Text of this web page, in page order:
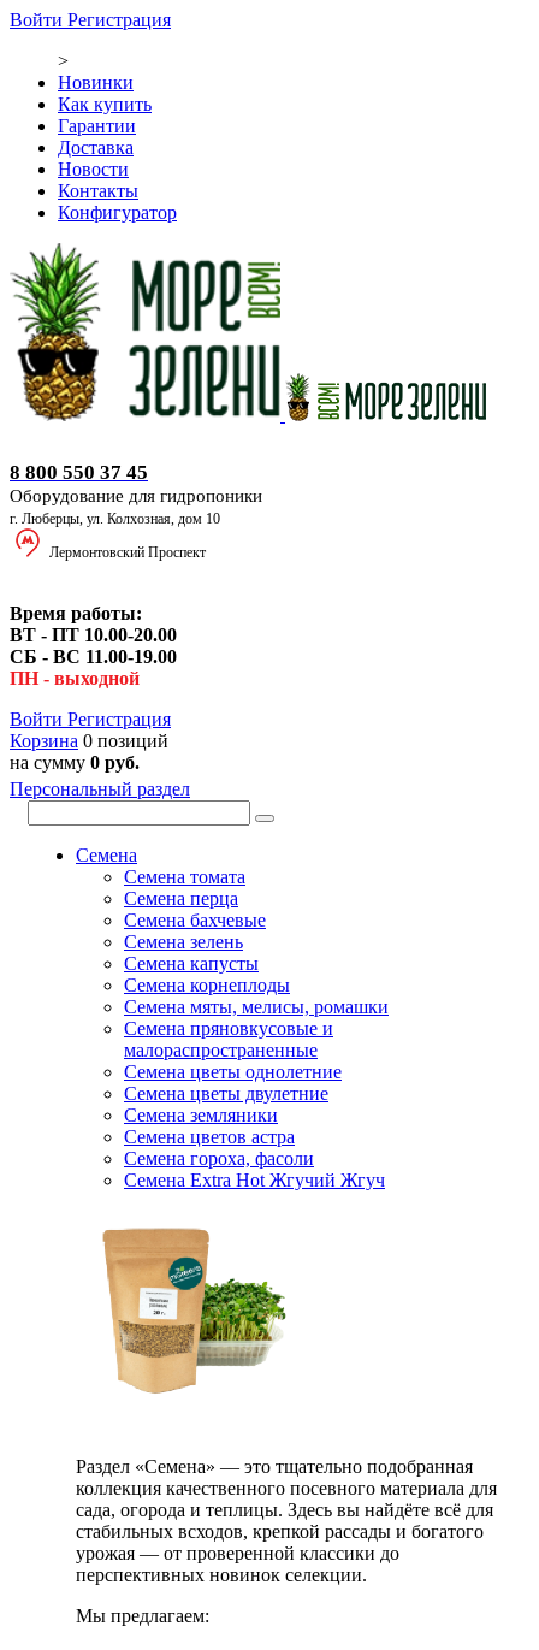
Войти Регистрация
>
Новинки
Как купить
Гарантии
Доставка
Новости
Контакты
Конфигуратор
8 800 550 37 45
Оборудование для гидропоники
г. Люберцы, ул. Колхозная, дом 10
Лермонтовский Проспект
Время работы:
ВТ - ПТ 10.00-20.00
СБ - ВС 11.00-19.00
ПН - выходной
Войти Регистрация
Корзина 0 позиций
на сумму 0 руб.
Персональный раздел
Семена
Семена томата
Семена перца
Семена бахчевые
Семена зелень
Семена капусты
Семена корнеплоды
Семена мяты, мелисы, ромашки
Семена пряновкусовые и
малораспространенные
Семена цветы однолетние
Семена цветы двулетние
Семена земляники
Семена цветов астра
Семена гороха, фасоли
Семена Extra Hot Жгучий Жгуч
Раздел «Семена» — это тщательно подобранная
коллекция качественного посевного материала для
сада, огорода и теплицы. Здесь вы найдёте всё для
стабильных всходов, крепкой рассады и богатого
урожая — от проверенной классики до
перспективных новинок селекции.
Мы предлагаем: